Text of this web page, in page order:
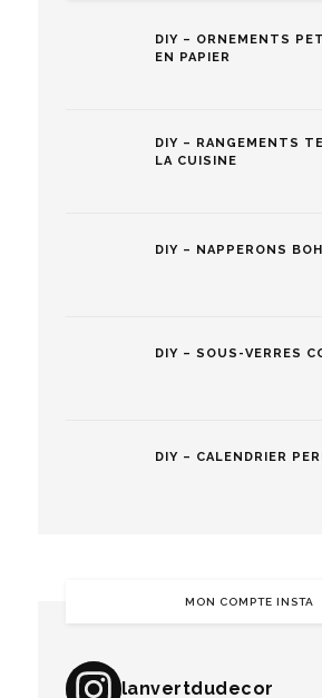
DIY – ORNEMENTS
EN PAPIER
DIY – RANGEMENTS
LA CUISINE
DIY – NAPPERONS
DIY – SOUS-VERRES
DIY – CALENDRIER
MON COMPTE INSTA
lanvertdudecor